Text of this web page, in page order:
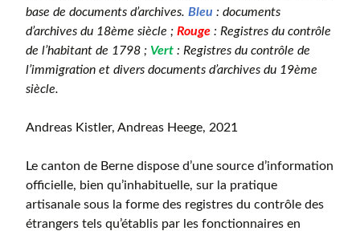
base de documents d’archives. Bleu : documents
d’archives du 18ème siècle ; Rouge : Registres du contrôle
de l’habitant de 1798 ; Vert : Registres du contrôle de
l’immigration et divers documents d’archives du 19ème
siècle.
Andreas Kistler, Andreas Heege, 2021
Le canton de Berne dispose d’une source d’information
officielle, bien qu’inhabituelle, sur la pratique
artisanale sous la forme des registres du contrôle des
étrangers tels qu’établis par les fonctionnaires en